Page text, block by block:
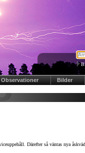
Observationer Bilder
Därefter så väntas nya